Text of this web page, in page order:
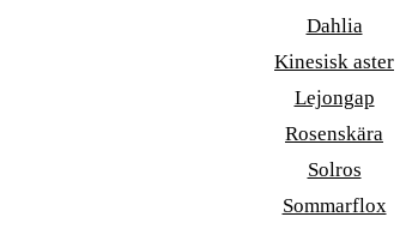
Dahlia
Kinesisk aster
Lejongap
Rosenskära
Solros
Sommarflox